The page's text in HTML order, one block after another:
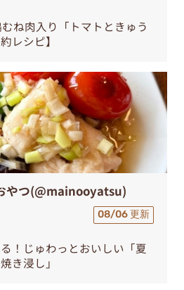
ね肉入り「トマトときゅう
レシピ】
やつ(@mainooyatsu)
08/06 更新
！じゅわっとおいしい「夏
き浸し」